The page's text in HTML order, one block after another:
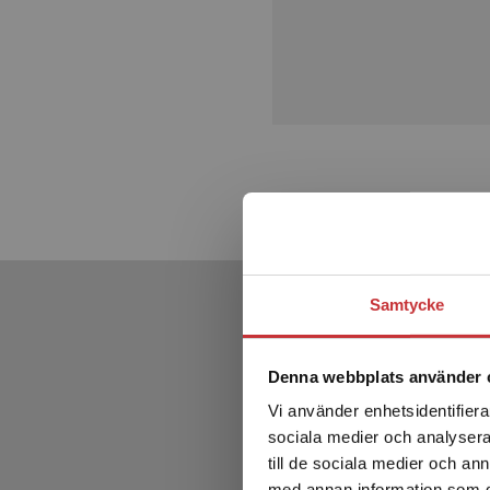
Samtycke
Denna webbplats använder
Vi använder
sociala medier och
till de sociala medier och